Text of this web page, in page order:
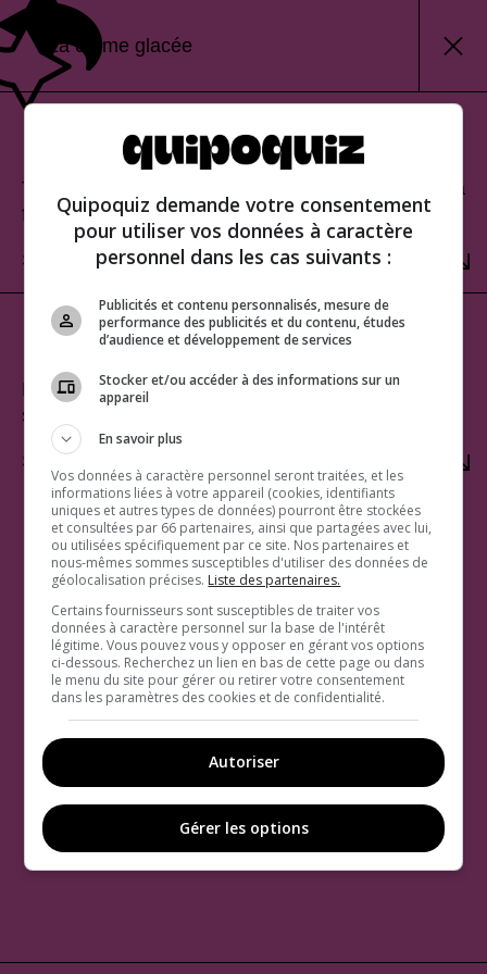
La crème glacée
Mode classique
Teste tes connaissances et découvre ton score à la
fin.
SÉLECTIONNER
Mode rafale
Relève le défi du score parfait. Une seule erreur te
sera fatale!
SÉLECTIONNER
Quipoquiz demande votre consentement
pour utiliser vos données à caractère
personnel dans les cas suivants :
Publicités et contenu personnalisés, mesure de
performance des publicités et du contenu, études
d’audience et développement de services
Stocker et/ou accéder à des informations sur un
appareil
En savoir plus
Vos données à caractère personnel seront traitées, et les
informations liées à votre appareil (cookies, identifiants
uniques et autres types de données) pourront être stockées
et consultées par 66 partenaires, ainsi que partagées avec lui,
ou utilisées spécifiquement par ce site. Nos partenaires et
nous-mêmes sommes susceptibles d'utiliser des données de
géolocalisation précises. Liste des partenaires.
Certains fournisseurs sont susceptibles de traiter vos
données à caractère personnel sur la base de l'intérêt
légitime. Vous pouvez vous y opposer en gérant vos options
ci-dessous. Recherchez un lien en bas de cette page ou dans
le menu du site pour gérer ou retirer votre consentement
dans les paramètres des cookies et de confidentialité.
Autoriser
Gérer les options